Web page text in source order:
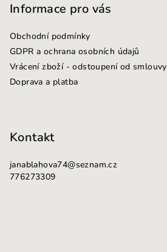
Informace pro vás
Obchodní podmínky
GDPR a ochrana osobních údajů
Vrácení zboží - odstoupení od smlouvy
Doprava a platba
Kontakt
janablahova74@seznam.cz
776273309